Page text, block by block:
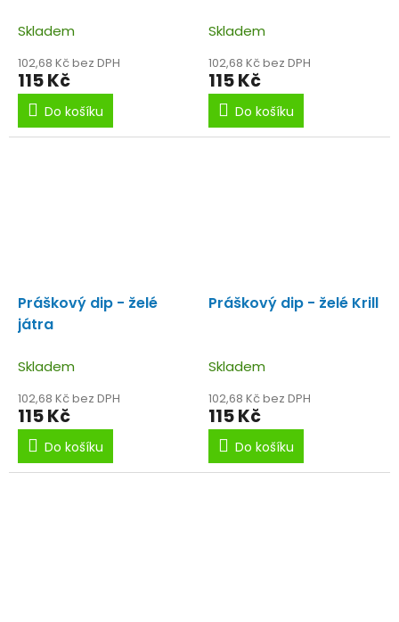
Skladem
102,68 Kč bez DPH
115 Kč
Do košíku
Skladem
102,68 Kč bez DPH
115 Kč
Do košíku
Práškový dip - želé
játra
Skladem
102,68 Kč bez DPH
115 Kč
Do košíku
Práškový dip - želé Krill
Skladem
102,68 Kč bez DPH
115 Kč
Do košíku